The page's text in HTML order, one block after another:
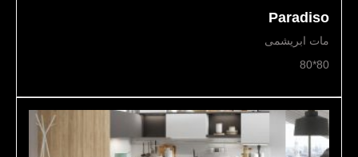
Paradiso
مات ابریشمی
80*80